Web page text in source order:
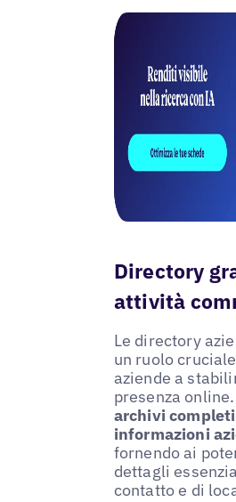
Directory
attività
Le directory
un ruolo
aziende a
presenza
archivi
informazioni
fornendo ai
dettagli
contatto e di